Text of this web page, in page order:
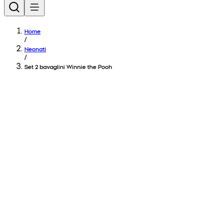
Home
/
Neonati
/
Set 2 bavaglini Winnie the Pooh